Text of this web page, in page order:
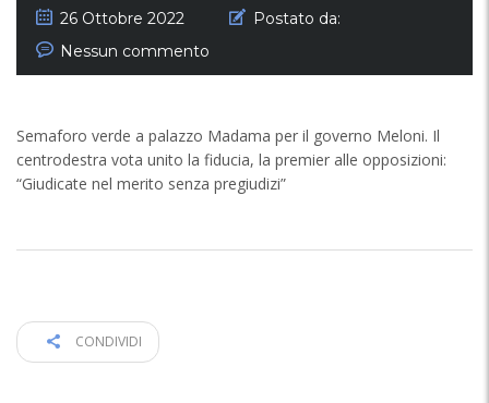
26 Ottobre 2022
Postato da:
Nessun commento
Semaforo verde a palazzo Madama per il governo Meloni. Il
centrodestra vota unito la fiducia, la premier alle opposizioni:
“Giudicate nel merito senza pregiudizi”
CONDIVIDI